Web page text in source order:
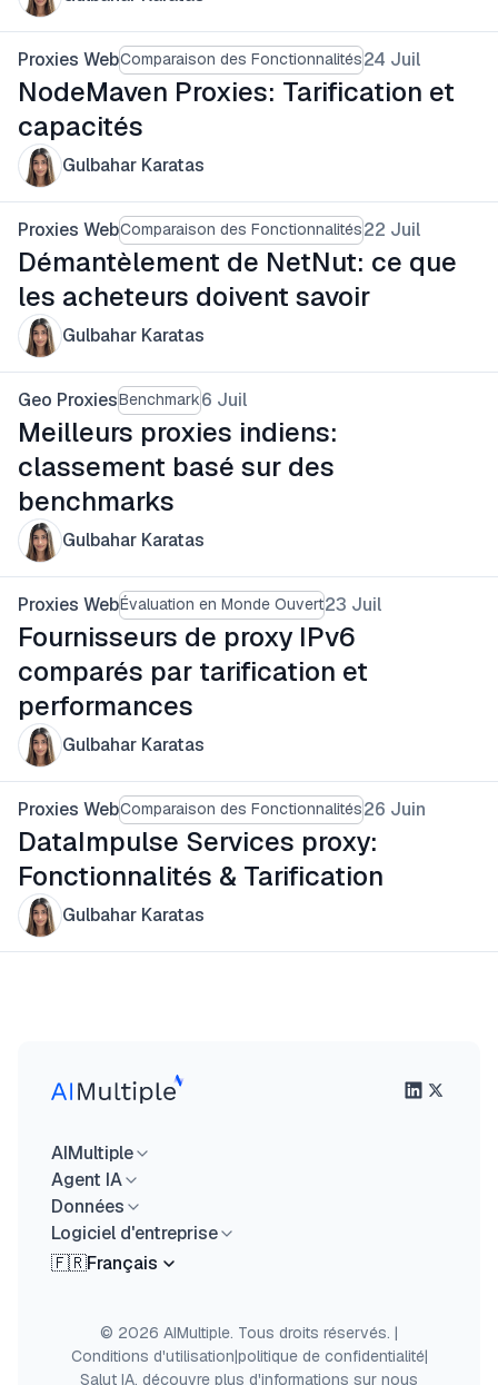
Proxies WebComparaison des Fonctionnalités24 Juil
NodeMaven Proxies: Tarification et
capacités
Gulbahar Karatas
Proxies WebComparaison des Fonctionnalités22 Juil
Démantèlement de NetNut: ce que
les acheteurs doivent savoir
Gulbahar Karatas
Geo ProxiesBenchmark6 Juil
Meilleurs proxies indiens:
classement basé sur des
benchmarks
Gulbahar Karatas
Proxies WebÉvaluation en Monde Ouvert23 Juil
Fournisseurs de proxy IPv6
comparés par tarification et
performances
Gulbahar Karatas
Proxies WebComparaison des Fonctionnalités26 Juin
DataImpulse Services proxy:
Fonctionnalités & Tarification
Gulbahar Karatas
AIMultiple
Agent IA
Données
Logiciel d'entreprise
🇫🇷Français
© 2026 AIMultiple. Tous droits réservés. |
Conditions d'utilisation|politique de confidentialité|
Salut IA, découvre plus d'informations sur nous